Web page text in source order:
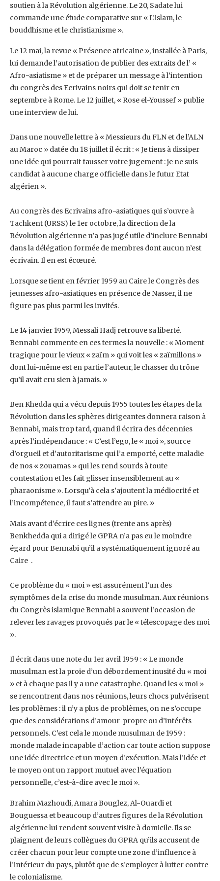
soutien à ‎la Révolution algérienne. Le 20, Sadate lui
commande une étude comparative sur « L’islam, le
‎bouddhisme et le christianisme ».‎
Le 12 mai, la revue « Présence africaine », installée à Paris,
lui demande l’autorisation de ‎publier des extraits de l’ «
Afro-asiatisme » et de préparer un message à l’intention
du congrès ‎des Ecrivains noirs qui doit se tenir en
septembre à Rome. Le 12 juillet, « Rose el-Youssef » ‎publie
une interview de lui.
Dans une nouvelle lettre à « Messieurs du FLN et de l’ALN
au Maroc » datée du 18 juillet il ‎écrit : « Je tiens à dissiper
une idée qui pourrait fausser votre jugement : je ne suis
candidat à ‎aucune charge officielle dans le futur Etat
algérien ».
Au congrès des Ecrivains afro-asiatiques qui s’ouvre à
Tachkent (URSS) le 1er octobre, la ‎direction de la
Révolution algérienne n’a pas jugé utile d’inclure Bennabi
dans la délégation ‎formée de membres dont aucun n’est
écrivain. Il en est écœuré.
Lorsque se tient en février ‎‎1959 au Caire le Congrès des
jeunesses afro-asiatiques en présence de Nasser, il ne
figure pas ‎plus parmi les invités.
Le 14 janvier 1959, Messali Hadj retrouve sa liberté.
Bennabi commente en ces termes la ‎nouvelle : « Moment
tragique pour le vieux « zaïm » qui voit les « zaïmillons »
dont lui-même ‎est en partie l’auteur, le chasser du trône
qu’il avait cru sien à jamais. »
Ben Khedda qui a vécu depuis 1955 toutes les étapes de la
Révolution dans les sphères ‎dirigeantes donnera raison à
Bennabi, mais trop tard, quand il écrira des décennies
après ‎l’indépendance : « C’est l’ego, le « moi », source
d’orgueil et d’autoritarisme qui l’a emporté, ‎cette maladie
de nos « zouamas » qui les rend sourds à toute
contestation et les fait glisser ‎insensiblement au «
pharaonisme ». Lorsqu’à cela s’ajoutent la médiocrité et
l’incompétence, il ‎faut s’attendre au pire.‎ ‎»
Mais avant d’écrire ces lignes (trente ans après)
Benkhedda qui a ‎dirigé le GPRA n’a pas eu le moindre
égard pour Bennabi qu’il a systématiquement ignoré au
‎Caire ‎ ‎.
Ce problème du « moi » est assurément l’un des
symptômes de la crise du monde musulman. ‎Aux réunions
du Congrès islamique Bennabi a souvent l’occasion de
relever les ravages ‎provoqués par le « télescopage des moi
».
Il écrit dans une note du 1er avril 1959 : « Le monde
musulman est la proie d’un débordement ‎inusité du « moi
» et à chaque pas il y a une catastrophe. Quand les « moi »
se rencontrent dans ‎nos réunions, leurs chocs pulvérisent
les problèmes : il n’y a plus de problèmes, on ne s’occupe
‎que des considérations d’amour-propre ou d’intérêts
personnels. C’est cela le monde musulman ‎de 1959 :
monde malade incapable d’action car toute action suppose
une idée directrice et un ‎moyen d’exécution. Mais l’idée et
le moyen ont un rapport mutuel avec l’équation
personnelle, ‎c’est-à-dire avec le moi ». ‎
Brahim Mazhoudi, Amara Bouglez, Al-Ouardi et
Bouguessa et beaucoup d’autres figures de la ‎Révolution
algérienne lui rendent souvent visite à domicile. Ils se
plaignent de leurs collègues ‎du GPRA qu’ils accusent de
créer chacun pour leur compte une zone d’influence à
l’intérieur du ‎pays, plutôt que de s’employer à lutter contre
le colonialisme.